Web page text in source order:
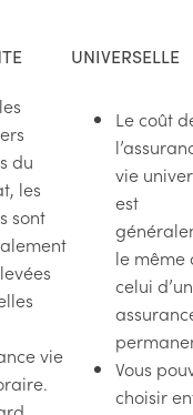
UNIVERSELLE
du
les
sont
vie
Le coût
vie
est
le même
celui
Vous
choisir